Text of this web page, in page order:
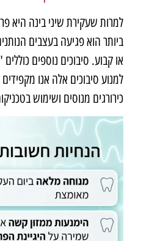
למרות שעקירת שיני בינה היא
ביותר הוא פגיעה בעצבים
או קבוע. סיבוכים נוספים
למנוע סיבוכים אלה אנו
כירורגים מנוסים ושימוש